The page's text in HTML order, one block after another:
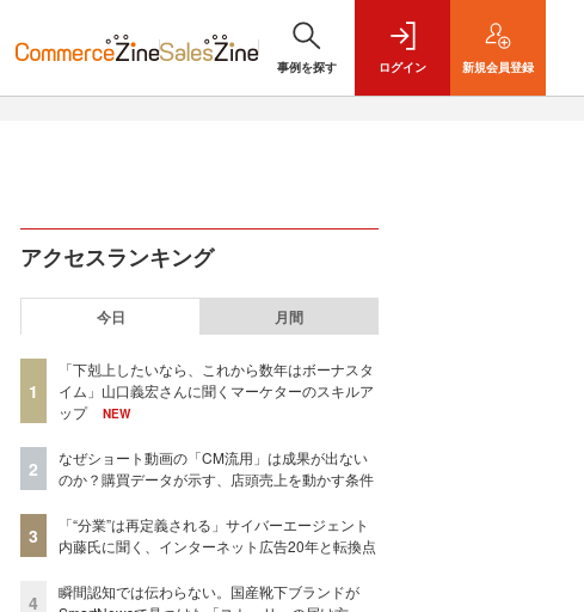
事例を探す ログイン 新規会員登録
アクセスランキング
今日 月間
1
「下剋上したいなら、これから数年はボーナスタ
イム」山口義宏さんに聞くマーケターのスキルア
ップ
NEW
2
なぜショート動画の「CM流用」は成果が出ない
のか？購買データが示す、店頭売上を動かす条件
3
「“分業”は再定義される」サイバーエージェント
内藤氏に聞く、インターネット広告20年と転換点
4
瞬間認知では伝わらない。国産靴下ブランドが